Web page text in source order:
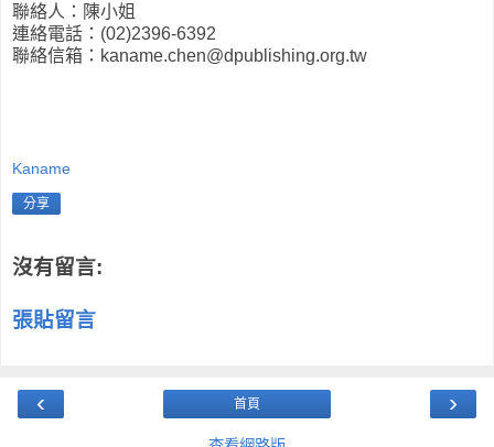
聯絡人：陳小姐
連絡電話：(02)2396-6392
聯絡信箱： kaname.chen@dpublishing.org.tw
Kaname
分享
沒有留言:
張貼留言
‹ ›
首頁